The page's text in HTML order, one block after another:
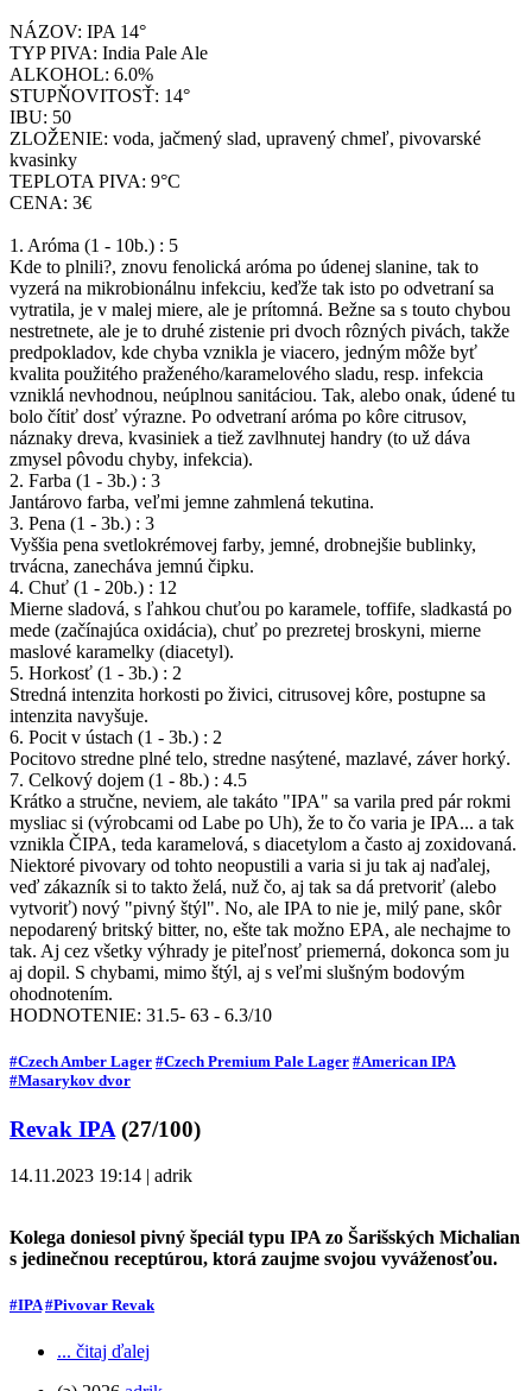
NÁZOV: IPA 14°
TYP PIVA: India Pale Ale
ALKOHOL: 6.0%
STUPŇOVITOSŤ: 14°
IBU: 50
ZLOŽENIE: voda, jačmený slad, upravený chmeľ, pivovarské
kvasinky
TEPLOTA PIVA: 9°C
CENA: 3€
1. Aróma (1 - 10b.) : 5
Kde to plnili?, znovu fenolická aróma po údenej slanine, tak to
vyzerá na mikrobionálnu infekciu, keďže tak isto po odvetraní sa
vytratila, je v malej miere, ale je prítomná. Bežne sa s touto chybou
nestretnete, ale je to druhé zistenie pri dvoch rôzných pivách, takže
predpokladov, kde chyba vznikla je viacero, jedným môže byť
kvalita použitého praženého/karamelového sladu, resp. infekcia
vzniklá nevhodnou, neúplnou sanitáciou. Tak, alebo onak, údené tu
bolo čítiť dosť výrazne. Po odvetraní aróma po kôre citrusov,
náznaky dreva, kvasiniek a tiež zavlhnutej handry (to už dáva
zmysel pôvodu chyby, infekcia).
2. Farba (1 - 3b.) : 3
Jantárovo farba, veľmi jemne zahmlená tekutina.
3. Pena (1 - 3b.) : 3
Vyššia pena svetlokrémovej farby, jemné, drobnejšie bublinky,
trvácna, zanecháva jemnú čipku.
4. Chuť (1 - 20b.) : 12
Mierne sladová, s ľahkou chuťou po karamele, toffife, sladkastá po
mede (začínajúca oxidácia), chuť po prezretej broskyni, mierne
maslové karamelky (diacetyl).
5. Horkosť (1 - 3b.) : 2
Stredná intenzita horkosti po živici, citrusovej kôre, postupne sa
intenzita navyšuje.
6. Pocit v ústach (1 - 3b.) : 2
Pocitovo stredne plné telo, stredne nasýtené, mazlavé, záver horký.
7. Celkový dojem (1 - 8b.) : 4.5
Krátko a stručne, neviem, ale takáto "IPA" sa varila pred pár rokmi
mysliac si (výrobcami od Labe po Uh), že to čo varia je IPA... a tak
vznikla ČIPA, teda karamelová, s diacetylom a často aj zoxidovaná.
Niektoré pivovary od tohto neopustili a varia si ju tak aj naďalej,
veď zákazník si to takto želá, nuž čo, aj tak sa dá pretvoriť (alebo
vytvoriť) nový "pivný štýl". No, ale IPA to nie je, milý pane, skôr
nepodarený britský bitter, no, ešte tak možno EPA, ale nechajme to
tak. Aj cez všetky výhrady je piteľnosť priemerná, dokonca som ju
aj dopil. S chybami, mimo štýl, aj s veľmi slušným bodovým
ohodnotením.
HODNOTENIE: 31.5- 63 - 6.3/10
#Czech Amber Lager #Czech Premium Pale Lager #American IPA
#Masarykov dvor
Revak IPA (27/100)
14.11.2023 19:14 | adrik
Kolega doniesol pivný špeciál typu IPA zo Šarišských Michalian
s jedinečnou receptúrou, ktorá zaujme svojou vyváženosťou.
#IPA #Pivovar Revak
... čitaj ďalej